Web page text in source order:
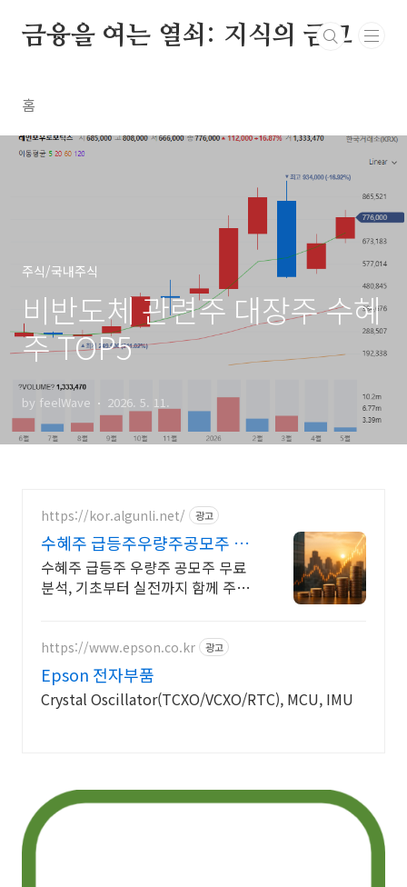
금융을 여는 열쇠: 지식의 금고
홈
주식/국내주식
비반도체 관련주 대장주 수혜
주 TOP5
by feelWave 2026. 5. 11.
https://kor.algunli.net/ 광고
수혜주 급등주우량주공모주 추
우량주 무료 공유
수혜주 급등주 우량주 공모주 무료
분석, 기초부터 실전까지 함께 주식
https://www.epson.co.kr 광고
Epson 전자부품
Crystal Oscillator(TCXO/VCXO/RTC), MCU, IMU